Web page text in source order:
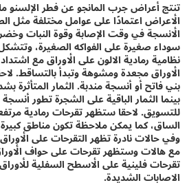
جرب المانجو عن فطر الإلسنو
اعتمادًا على عوامل مختلفة مثل الصنف
في وقت الإصابة وقوة النبات وخضرته،
صغيرة على الفواكه الصغيرة، وتتشكل
رمادية الالون على الأوراق مع اشتداد
مجعدة ومشوهة وتبدأ بالتساقط. لاحقا
أو أنسجة مندبة. الثمار المتأثرة بشدة
الثمار الباقية على الشجرة تطور أنسجة
لاحقا ستظهر تقرحات رمادية مرتفعة
كما يمكن ملاحظة تكون مناطق كبيرة بنية
نادرة تظهر التقرحات على الأوراق حيث
وستظهر تقرحات على حواف الأوراق
فلينية على الأسطح السفلية للأوراق،
الشديدة.